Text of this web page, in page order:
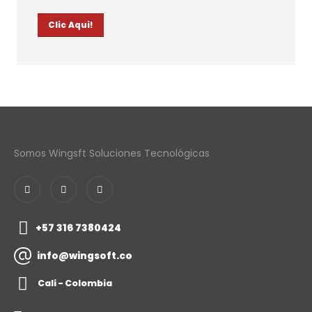
Clic Aqui!
Somos Wingsft Soluciones Tecnológicas
+57 316 7380424
info@wingsoft.co
Cali - Colombia